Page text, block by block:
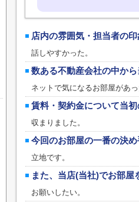
店内の雰囲気・担当者の
話しやすかった。
数ある不動産会社の中か
ネットで気になるお部屋があっ
賃料・契約金について当
収まりました。
今回のお部屋の一番の決
立地です。
また、当店(当社)でお部
お願いしたい。